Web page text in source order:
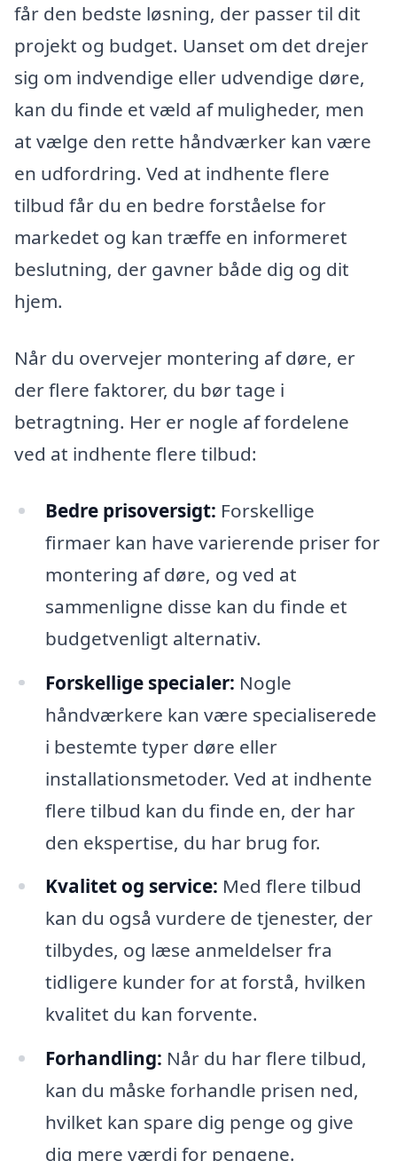
får den bedste løsning, der passer til dit
projekt og budget. Uanset om det drejer
sig om indvendige eller udvendige døre,
kan du finde et væld af muligheder, men
at vælge den rette håndværker kan være
en udfordring. Ved at indhente flere
tilbud får du en bedre forståelse for
markedet og kan træffe en informeret
beslutning, der gavner både dig og dit
hjem.
Når du overvejer montering af døre, er
der flere faktorer, du bør tage i
betragtning. Her er nogle af fordelene
ved at indhente flere tilbud:
Bedre prisoversigt: Forskellige
firmaer kan have varierende priser for
montering af døre, og ved at
sammenligne disse kan du finde et
budgetvenligt alternativ.
Forskellige specialer: Nogle
håndværkere kan være specialiserede
i bestemte typer døre eller
installationsmetoder. Ved at indhente
flere tilbud kan du finde en, der har
den ekspertise, du har brug for.
Kvalitet og service: Med flere tilbud
kan du også vurdere de tjenester, der
tilbydes, og læse anmeldelser fra
tidligere kunder for at forstå, hvilken
kvalitet du kan forvente.
Forhandling: Når du har flere tilbud,
kan du måske forhandle prisen ned,
hvilket kan spare dig penge og give
dig mere værdi for pengene.